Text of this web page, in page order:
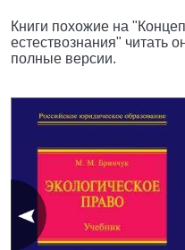
Книги похожие на
естествознания" читать
полные версии.